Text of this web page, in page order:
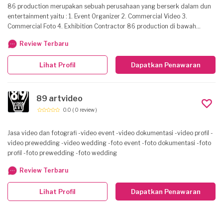
86 production merupakan sebuah perusahaan yang berserk dalam dun
entertainment yaitu : 1. Event Organizer 2. Commercial Video 3.
Commercial Foto 4. Exhibition Contractor 86 production di bawah
609.000Review Terbaru
Dapatkan Penawaran
Lihat Profil
89 artvideo
0.0 ( 0 review )
Jasa video dan fotografi -video event -video dokumentasi -video profil -
video prewedding -video wedding -foto event -foto dokumentasi -foto
profil -foto prewedding -foto wedding
Review Terbaru
Dapatkan Penawaran
Lihat Profil